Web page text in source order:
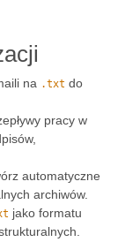
na .txt do
pracy w
automatyczne
archiwów.
jako formatu